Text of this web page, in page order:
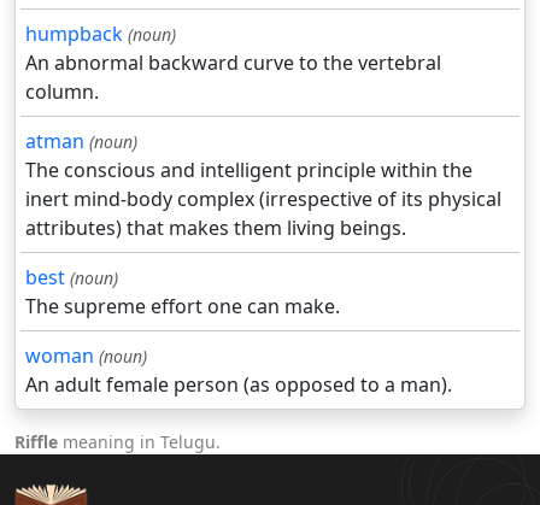
humpback (noun)
An abnormal backward curve to the vertebral
column.
atman (noun)
The conscious and intelligent principle within the
inert mind-body complex (irrespective of its physical
attributes) that makes them living beings.
best (noun)
The supreme effort one can make.
woman (noun)
An adult female person (as opposed to a man).
Riffle meaning in Telugu.